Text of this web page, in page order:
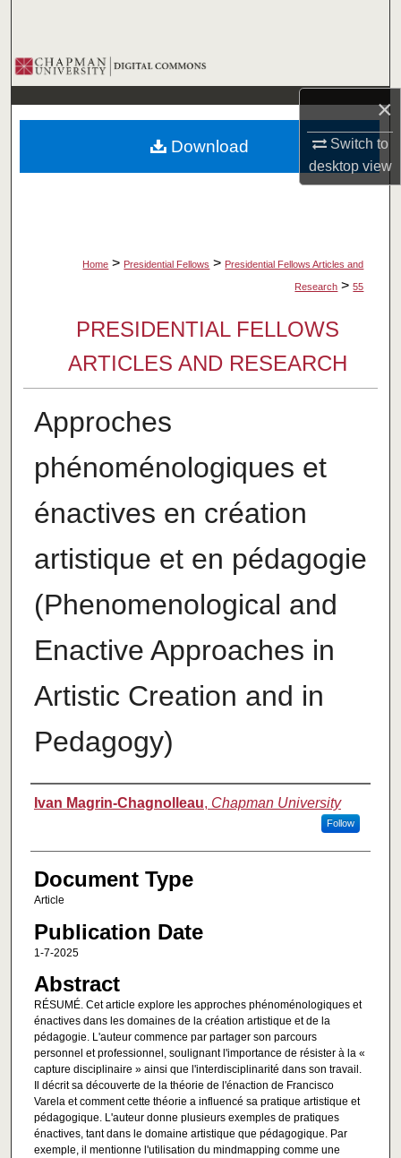
×
Switch to
desktopview
Browse Collections
My Account
About
Home > Presidential Fellows > Presidential Fellows Articles and
Research > 55
PRESIDENTIAL FELLOWS
ARTICLES AND RESEARCH
Approches
phénoménologiques et
énactives en création
artistique et en pédagogie
(Phenomenological and
Enactive Approaches in
Artistic Creation and in
Pedagogy)
Authors
Ivan Magrin-Chagnolleau, Chapman University
Follow
Document Type
Article
Publication Date
1-7-2025
Abstract
RÉSUMÉ. Cet article explore les approches phénoménologiques et
énactives dans les domaines de la création artistique et de la
pédagogie. L'auteur commence par partager son parcours
personnel et professionnel, soulignant l'importance de résister à la «
capture disciplinaire » ainsi que l'interdisciplinarité dans son travail.
Il décrit sa découverte de la théorie de l'énaction de Francisco
Varela et comment cette théorie a influencé sa pratique artistique et
pédagogique. L'auteur donne plusieurs exemples de pratiques
énactives, tant dans le domaine artistique que pédagogique. Par
exemple, il mentionne l'utilisation du mindmapping comme une
Download